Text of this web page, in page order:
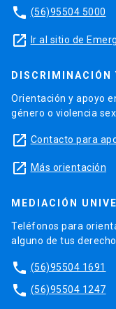
phone (56)95504 5000
launch Ir al sitio de
DISCRIMINACIÓN
Orientación y apoyo
género o violencia
launch Contacto para
launch Más orientación
MEDIACIÓN
Teléfonos para
alguno de tus
phone (56)95504 1691
phone (56)95504 1247